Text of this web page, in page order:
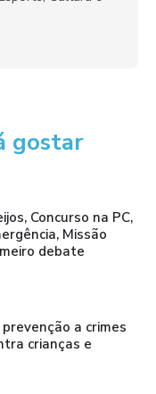
gostar
Concurso na PC,
Missão
debate
a crimes
crianças e